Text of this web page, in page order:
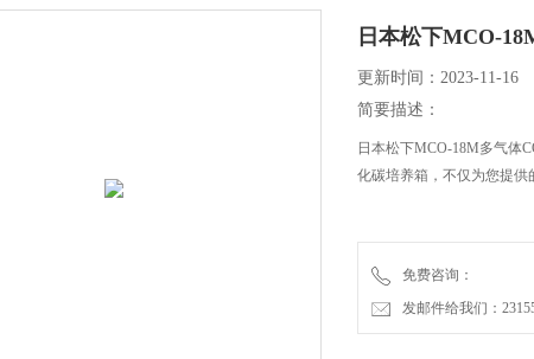
日本松下MCO-
更新时间：2023-11-16
简要描述：
日本松下MCO-18M多气体
化碳培养箱，不仅为您提
免费咨询：
发邮件给我们：